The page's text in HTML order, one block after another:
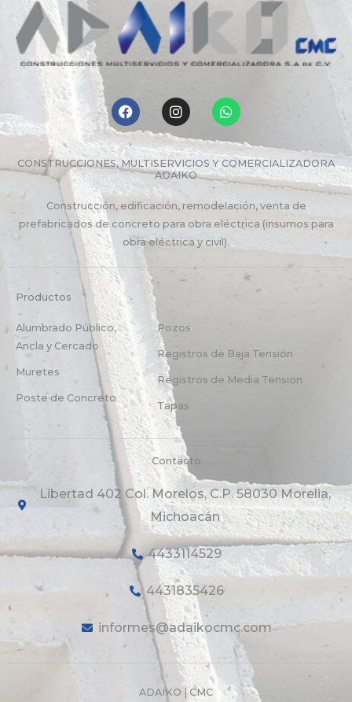
F
a
c
e
b
o
o
k
I
n
s
t
a
g
r
a
W
h
t
s
a
p
p
CONSTRUCCIONES, MULTISERVICIOS Y COMERCIALIZADORA
ADAIKO
Construcción, edificación, remodelación, venta de
prefabricados de concreto para obra eléctrica (insumos para
obra eléctrica y civil).
Productos
Alumbrado Público,
Ancla y Cercado
Muretes
Poste de Concreto
Pozos
Registros de Baja Tensión
Registros de Media Tension
Tapas
Contacto
Libertad 402 Col. Morelos, C.P. 58030 Morelia,
Michoacán
4433114529
4431835426
informes@adaikocmc.com
ADAIKO | CMC